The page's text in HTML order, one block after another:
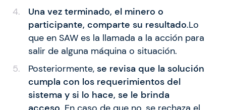
Una vez terminado, el minero o
participante, comparte su resultado.Lo
que en SAW es la llamada a la acción para
salir de alguna máquina o situación.
Posteriormente, se revisa que la solución
cumpla con los requerimientos del
sistema y si lo hace, se le brinda
acceso. En caso de que no, se rechaza el